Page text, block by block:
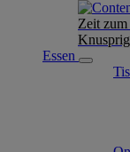
Zeit
Essen